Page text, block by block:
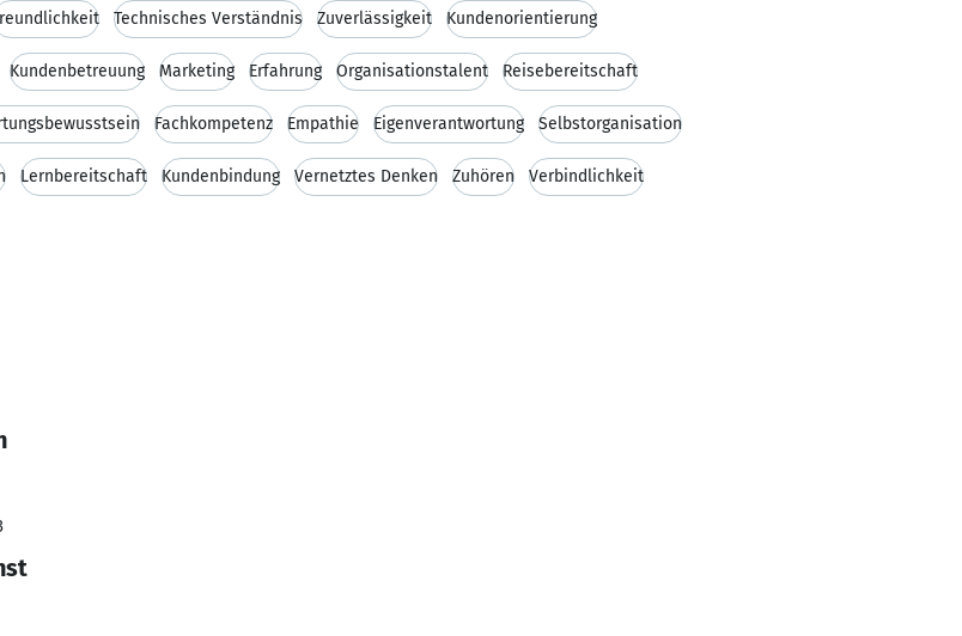
Technisches Verständnis Zuverlässigkeit Kundenorientierung
Kundenbetreuung Marketing Erfahrung Organisationstalent Reisebereitschaft
Fachkompetenz Empathie Eigenverantwortung Selbstorganisation
Lernbereitschaft Kundenbindung Vernetztes Denken Zuhören Verbindlichkeit